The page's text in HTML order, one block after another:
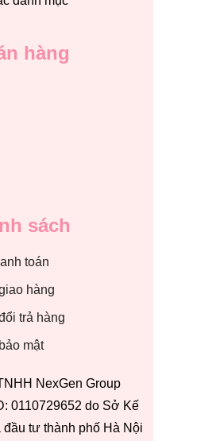
hàng
sách
toán
hàng
trả hàng
mật
NexGen Group
0110729652 do Sở Kế
đầu tư thành phố Hà Nội